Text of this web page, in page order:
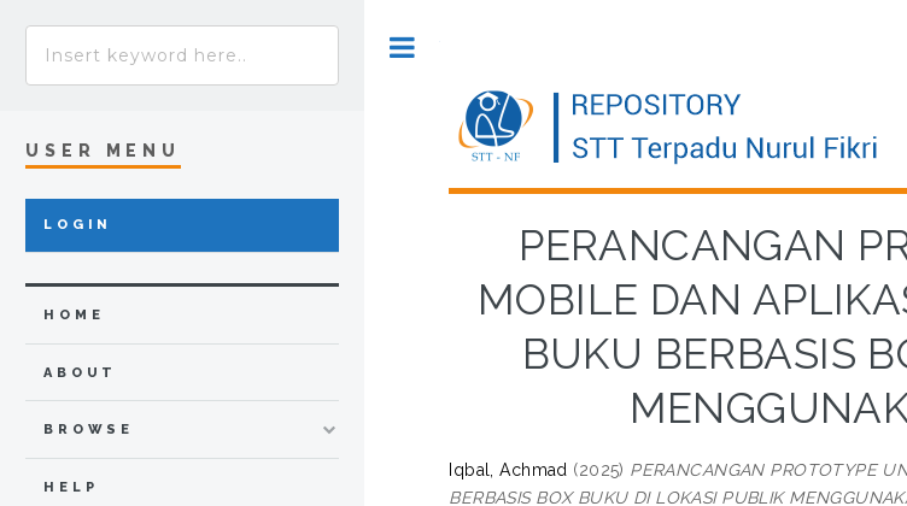
PERANCANGAN
MOBILE DAN
BUKU BERBASIS
Iqbal, Achmad (2025) PERANCANGAN PROTOTYPE
BERBASIS BOX BUKU DI LOKASI PUBLIK
USER MENU
LOGIN
HOME
ABOUT
BROWSE
HELP